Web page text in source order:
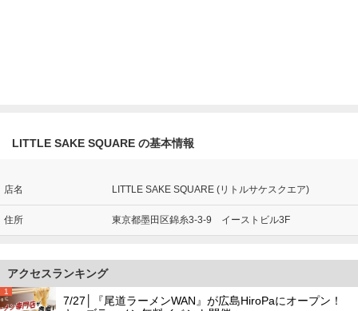
LITTLE SAKE SQUARE の基本情報
店名 LITTLE SAKE SQUARE (リトルサケスクエア)
住所 東京都墨田区錦糸3-3-9 イーストビル3F
アクセスランキング
1
7/27│『尾道ラーメンWAN』が広島HiroPaにオープン！